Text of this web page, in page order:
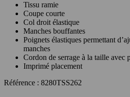
Tissu ramie
Coupe courte
Col droit élastique
Manches bouffantes
Poignets élastiques permettant
manches
Cordon de serrage à la taille avec
Imprimé placement
Référence : 8280TSS262